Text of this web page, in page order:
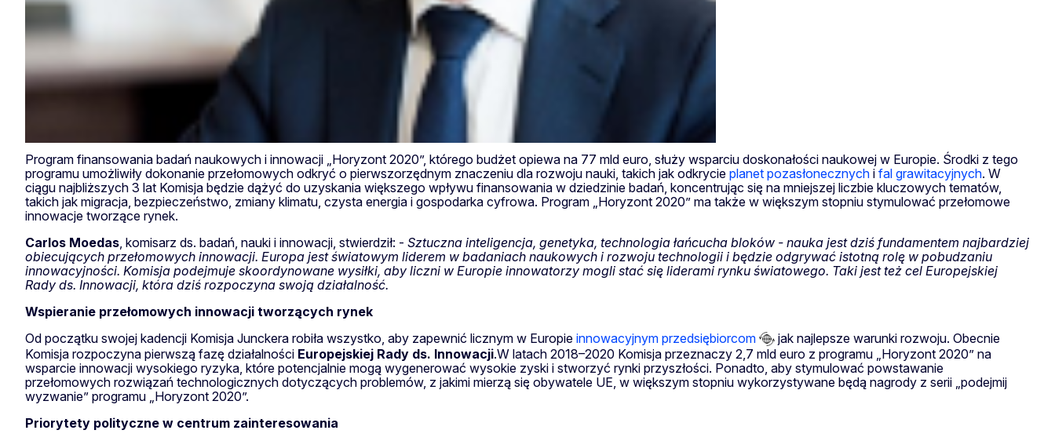
Program finansowania badań naukowych i innowacji „Horyzont 2020”, którego budżet opiewa na 77 mld euro, służy wsparciu doskonałości naukowej w Europie. Środki z tego
programu umożliwiły dokonanie przełomowych odkryć o pierwszorzędnym znaczeniu dla rozwoju nauki, takich jak odkrycie planet pozasłonecznych i fal grawitacyjnych. W
ciągu najbliższych 3 lat Komisja będzie dążyć do uzyskania większego wpływu finansowania w dziedzinie badań, koncentrując się na mniejszej liczbie kluczowych tematów,
takich jak migracja, bezpieczeństwo, zmiany klimatu, czysta energia i gospodarka cyfrowa. Program „Horyzont 2020” ma także w większym stopniu stymulować przełomowe
innowacje tworzące rynek.
Carlos Moedas , komisarz ds. badań, nauki i innowacji, stwierdził: - Sztuczna inteligencja, genetyka, technologia łańcucha bloków - nauka jest dziś fundamentem najbardziej
obiecujących przełomowych innowacji. Europa jest światowym liderem w badaniach naukowych i rozwoju technologii i będzie odgrywać istotną rolę w pobudzaniu
innowacyjności. Komisja podejmuje skoordynowane wysiłki, aby liczni w Europie innowatorzy mogli stać się liderami rynku światowego. Taki jest też cel Europejskiej
Rady ds. Innowacji, która dziś rozpoczyna swoją działalność.
Wspieranie przełomowych innowacji tworzących rynek
Od początku swojej kadencji Komisja Junckera robiła wszystko, aby zapewnić licznym w Europie innowacyjnym przedsiębiorcom
jak najlepsze warunki rozwoju. Obecnie
Komisja rozpoczyna pierwszą fazę działalności Europejskiej Rady ds. Innowacji.W latach 2018–2020 Komisja przeznaczy 2,7 mld euro z programu „Horyzont 2020” na
wsparcie innowacji wysokiego ryzyka, które potencjalnie mogą wygenerować wysokie zyski i stworzyć rynki przyszłości. Ponadto, aby stymulować powstawanie
przełomowych rozwiązań technologicznych dotyczących problemów, z jakimi mierzą się obywatele UE, w większym stopniu wykorzystywane będą nagrody z serii „podejmij
wyzwanie” programu „Horyzont 2020”.
Priorytety polityczne w centrum zainteresowania